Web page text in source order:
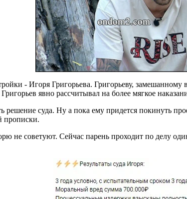
- Игоря Григорьева. Григорьеву,
явно рассчитывал на более мягкое
суда. Ну а пока ему придется покинуть
прописки.
не советуют. Сейчас парень проходит по делу